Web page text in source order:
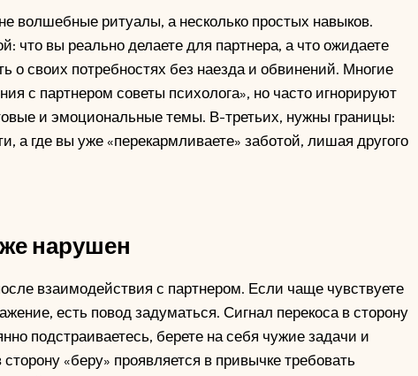
волшебные ритуалы, а несколько простых навыков.
что вы реально делаете для партнера, а что ожидаете
о своих потребностях без наезда и обвинений. Многие
с партнером советы психолога», но часто игнорируют
и эмоциональные темы. В-третьих, нужны границы:
а где вы уже «перекармливаете» заботой, лишая другого
нарушен
взаимодействия с партнером. Если чаще чувствуете
есть повод задуматься. Сигнал перекоса в сторону
подстраиваетесь, берете на себя чужие задачи и
«беру» проявляется в привычке требовать